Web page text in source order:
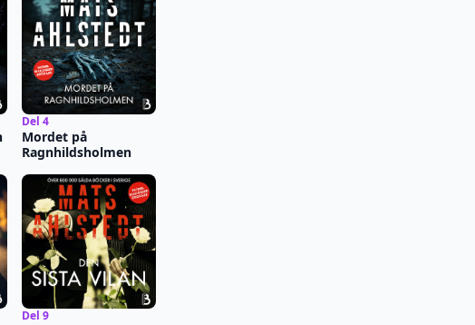
Del 4
Mordet på
Ragnhildsholmen
Del 9